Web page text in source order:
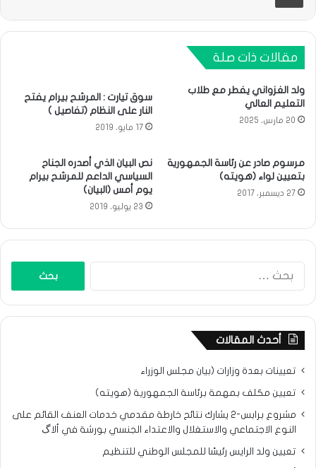
مقالات ذات صلة
ولد الغزواني يفطر مع طلاب
التعليم العالي
20 مارس، 2025
سوق تيارت : المرشح بيرام يفتح
النار على النظام (تفاصيل )
17 مايو، 2019
مرسوم صادر عن رئاسة الجمهورية
بتعيين لواء (هويته)
27 ديسمبر، 2017
نص البيان الذي أصدره الجناح
السياسي الداعم للمرشح بيرام
يوم أمس (البيان)
23 يوليو، 2019
أحدث المقالات
تعيينات بعدة وزارات (بيان مجلس الوزراء
تعيين مكلف بمهمة برئاسة الجمهورية (هويته)
مشروع برابس-2 يشارك نتائح خارطة مقدمي خدمات العنف القائم على
النوع الاجتماعي والاستغلال والاعتداء الجنسي بورشة في ألاگ
تعيين ولد الرايس رئيسًا للمجلس الوطني للتنظيم